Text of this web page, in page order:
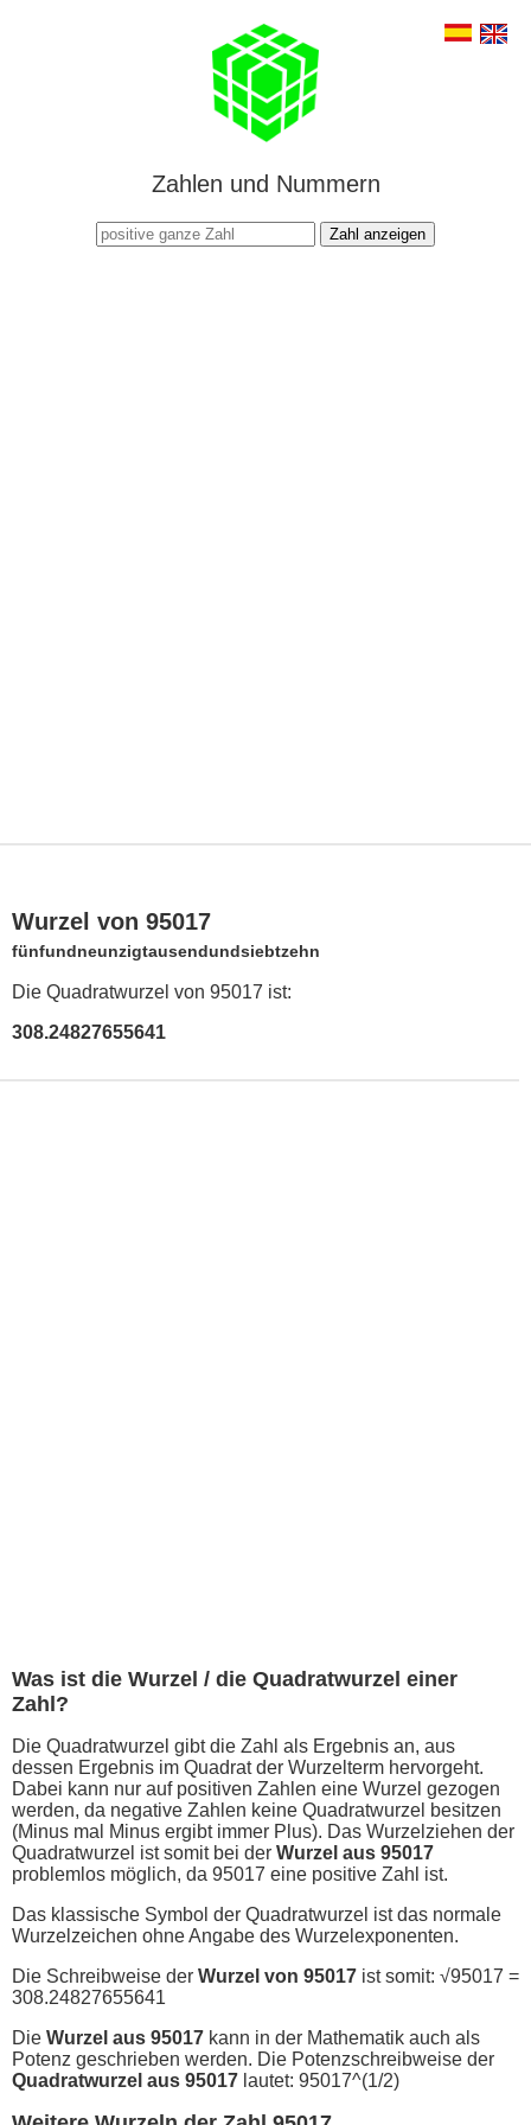
Zahlen und Nummern
Zahl anzeigen
Wurzel von 95017
fünfundneunzigtausendundsiebtzehn
Die Quadratwurzel von 95017 ist:
308.24827655641
Was ist die Wurzel / die Quadratwurzel einer
Zahl?
Die Quadratwurzel gibt die Zahl als Ergebnis an, aus
dessen Ergebnis im Quadrat der Wurzelterm hervorgeht.
Dabei kann nur auf positiven Zahlen eine Wurzel gezogen
werden, da negative Zahlen keine Quadratwurzel besitzen
(Minus mal Minus ergibt immer Plus). Das Wurzelziehen der
Quadratwurzel ist somit bei der Wurzel aus 95017
problemlos möglich, da 95017 eine positive Zahl ist.
Das klassische Symbol der Quadratwurzel ist das normale
Wurzelzeichen ohne Angabe des Wurzelexponenten.
Die Schreibweise der Wurzel von 95017 ist somit: √95017 =
308.24827655641
Die Wurzel aus 95017 kann in der Mathematik auch als
Potenz geschrieben werden. Die Potenzschreibweise der
Quadratwurzel aus 95017 lautet: 95017^(1/2)